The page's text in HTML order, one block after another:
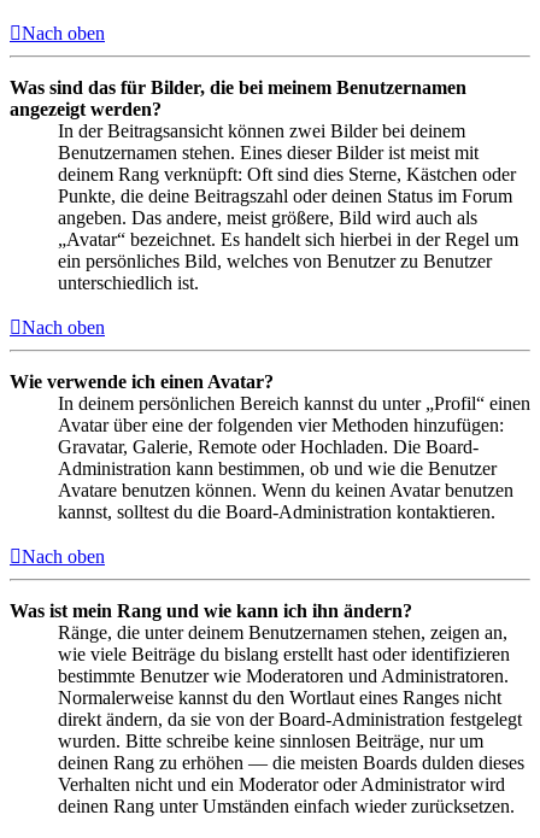
Nach oben
Was sind das für Bilder, die bei meinem Benutzernamen
angezeigt werden?
In der Beitragsansicht können zwei Bilder bei deinem
Benutzernamen stehen. Eines dieser Bilder ist meist mit
deinem Rang verknüpft: Oft sind dies Sterne, Kästchen oder
Punkte, die deine Beitragszahl oder deinen Status im Forum
angeben. Das andere, meist größere, Bild wird auch als
„Avatar“ bezeichnet. Es handelt sich hierbei in der Regel um
ein persönliches Bild, welches von Benutzer zu Benutzer
unterschiedlich ist.
Nach oben
Wie verwende ich einen Avatar?
In deinem persönlichen Bereich kannst du unter „Profil“ einen
Avatar über eine der folgenden vier Methoden hinzufügen:
Gravatar, Galerie, Remote oder Hochladen. Die Board-
Administration kann bestimmen, ob und wie die Benutzer
Avatare benutzen können. Wenn du keinen Avatar benutzen
kannst, solltest du die Board-Administration kontaktieren.
Nach oben
Was ist mein Rang und wie kann ich ihn ändern?
Ränge, die unter deinem Benutzernamen stehen, zeigen an,
wie viele Beiträge du bislang erstellt hast oder identifizieren
bestimmte Benutzer wie Moderatoren und Administratoren.
Normalerweise kannst du den Wortlaut eines Ranges nicht
direkt ändern, da sie von der Board-Administration festgelegt
wurden. Bitte schreibe keine sinnlosen Beiträge, nur um
deinen Rang zu erhöhen — die meisten Boards dulden dieses
Verhalten nicht und ein Moderator oder Administrator wird
deinen Rang unter Umständen einfach wieder zurücksetzen.